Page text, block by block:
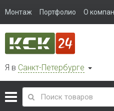
Монтаж Портфолио О
Я в Санкт-Петербурге